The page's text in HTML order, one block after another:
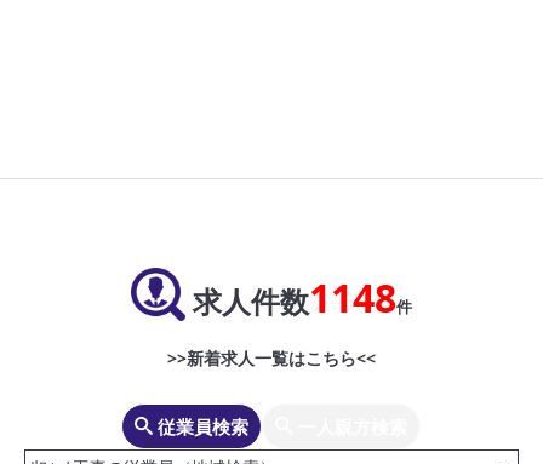
求人件数1148件
>>新着求人一覧はこちら<<
従業員検索